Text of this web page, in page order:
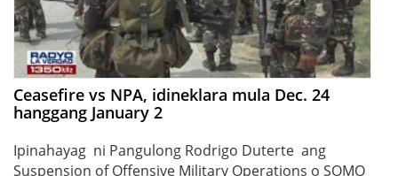
Ceasefire vs NPA, idineklara mula Dec. 24
hanggang January 2
Ipinahayag ni Pangulong Rodrigo Duterte ang
Suspension of Offensive Military Operations o SOMO